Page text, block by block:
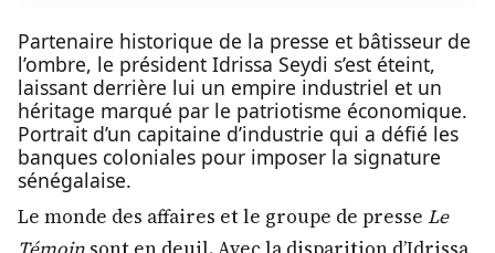
Partenaire historique de la presse et bâtisseur de
l’ombre, le président Idrissa Seydi s’est éteint,
laissant derrière lui un empire industriel et un
héritage marqué par le patriotisme économique.
Portrait d’un capitaine d’industrie qui a défié les
banques coloniales pour imposer la signature
sénégalaise.
Le monde des affaires et le groupe de presse Le